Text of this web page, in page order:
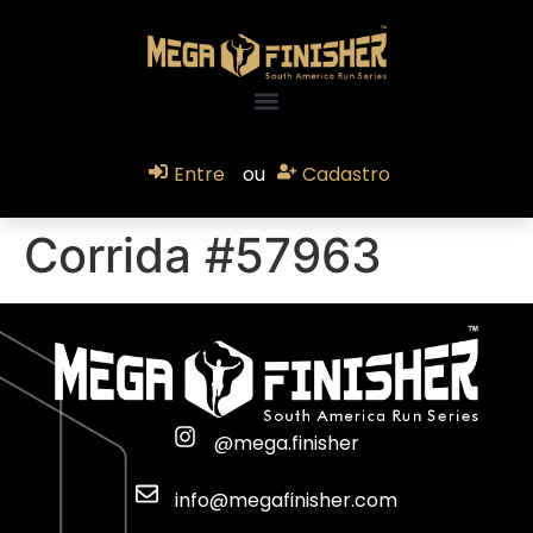
Entre ou Cadastro
Corrida #57963
@mega.finisher
info@megafinisher.com